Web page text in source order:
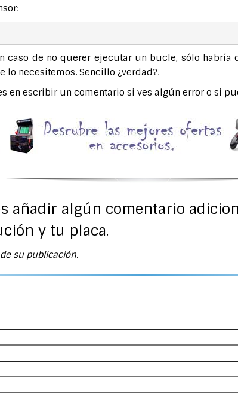
caso de no querer ejecutar un bucle, sólo habría
necesitemos. Sencillo ¿verdad?.
en escribir un comentario si ves algún error o si
añadir algún comentario
y tu placa.
su publicación.